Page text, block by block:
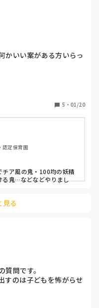
かいい案がある方いらっ
などがありました。何か
5 ・ 01/20
認定保育園
ア風の鬼・100均の妖精
る鬼…などなどやりまし
見る
問です。
すのは子どもを怖がらせ
うことで、今年から鬼が